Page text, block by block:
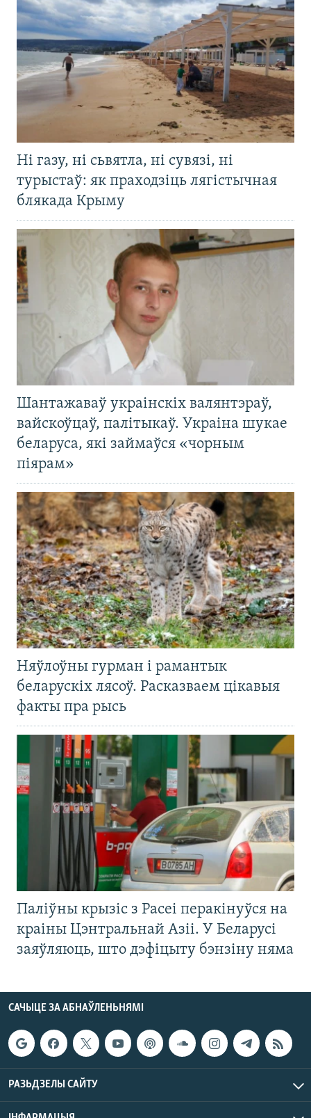
Ні газу, ні сьвятла, ні сувязі, ні
турыстаў: як праходзіць лягістычная
блякада Крыму
Шантажаваў украінскіх валянтэраў,
вайскоўцаў, палітыкаў. Украіна шукае
беларуса, які займаўся «чорным
піярам»
Няўлоўны гурман і рамантык
беларускіх лясоў. Расказваем цікавыя
факты пра рысь
Паліўны крызіс з Расеі перакінуўся на
краіны Цэнтральнай Азіі. У Беларусі
заяўляюць, што дэфіцыту бэнзіну няма
САЧЫЦЕ ЗА АБНАЎЛЕНЬНЯМІ
РАЗЬДЗЕЛЫ САЙТУ